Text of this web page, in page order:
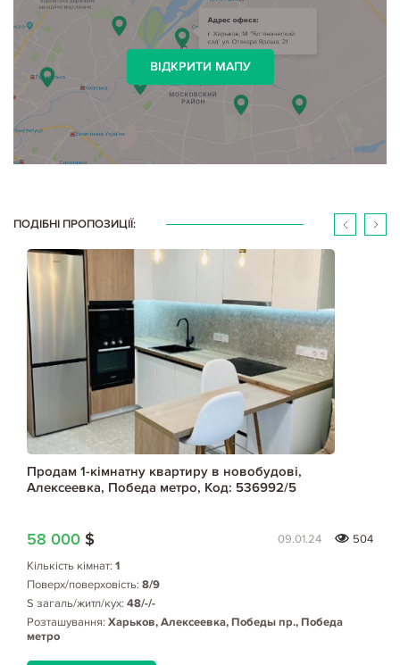
ВІДКРИТИ МАПУ
ПОДІБНІ ПРОПОЗИЦІЇ:
Продам 1-кімнатну квартиру в новобудові,
Алексеевка, Победа метро, Код: 536992/5
58 000 $ 09.01.24
504
Кількість кімнат: 1
Поверх/поверховість: 8/9
S загаль/житл/кух: 48/-/-
Розташування: Харьков, Алексеевка, Победы пр., Победа
метро